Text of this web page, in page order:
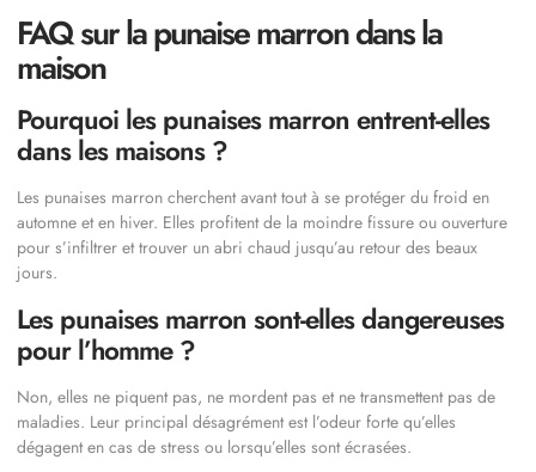
FAQ sur la punaise marron dans la
maison
Pourquoi les punaises marron entrent-elles
dans les maisons ?
Les punaises marron cherchent avant tout à se protéger du froid en
automne et en hiver. Elles profitent de la moindre fissure ou ouverture
pour s’infiltrer et trouver un abri chaud jusqu’au retour des beaux
jours.
Les punaises marron sont-elles dangereuses
pour l’homme ?
Non, elles ne piquent pas, ne mordent pas et ne transmettent pas de
maladies. Leur principal désagrément est l’odeur forte qu’elles
dégagent en cas de stress ou lorsqu’elles sont écrasées.